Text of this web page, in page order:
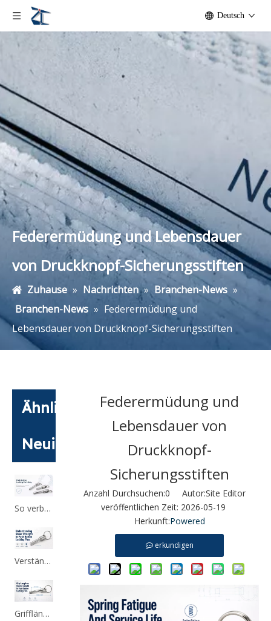
Deutsch
Federermüdung und Lebensdauer
von Druckknopf-Sicherungsstiften
Zuhause » Nachrichten » Branchen-News »
Branchen-News » Federermüdung und
Lebensdauer von Druckknopf-Sicherungsstiften
Ähnliche
Neuigkeiten
So verbessern Sie die Sicherheit bei der Verwendung von Druckknopf-Sicherungsstiften
Verständnis der Scherfestigkeit von Druckknopf-Sicherungsstiften
Grifflänge im Vergleich zur Gesamtlänge bei Druckknopf-Verriegelungsstiften
Federermüdung und
Lebensdauer von
Druckknopf-
Sicherungsstiften
Anzahl Durchsuchen:0 Autor:Site Editor
veröffentlichen Zeit: 2026-05-19
Herkunft:Powered
erkundigen